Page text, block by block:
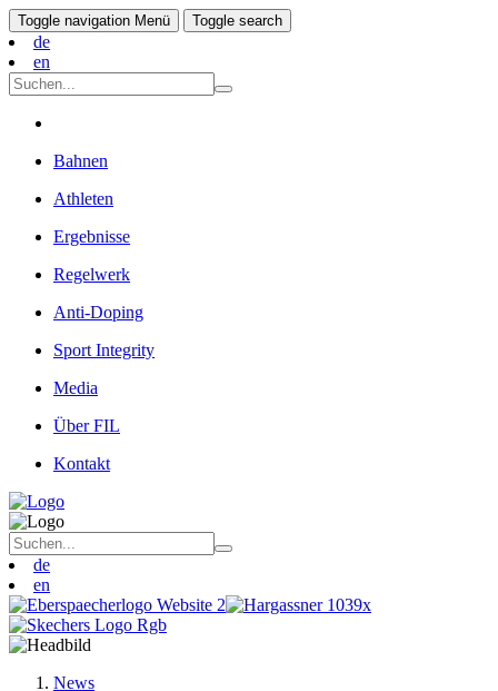
Toggle navigation Menü Toggle search
de
en
Bahnen
Athleten
Ergebnisse
Regelwerk
Anti-Doping
Sport Integrity
Media
Über FIL
Kontakt
de
en
News